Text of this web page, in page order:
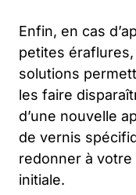
Enfin, en cas
petites
solutions
les faire
d’une nouvelle
de vernis
redonner à votre
initiale.